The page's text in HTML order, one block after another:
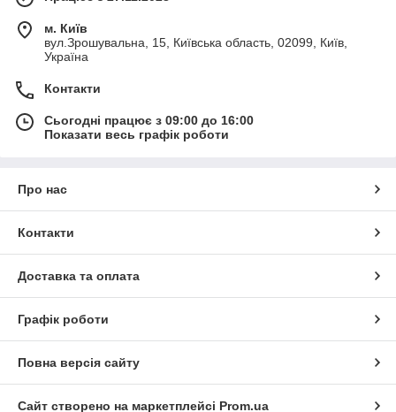
м. Київ
вул.Зрошувальна, 15, Київська область, 02099, Київ,
Україна
Контакти
Сьогодні працює з 09:00 до 16:00
Показати весь графік роботи
Про нас
Контакти
Доставка та оплата
Графік роботи
Повна версія сайту
Сайт створено на маркетплейсі Prom.ua